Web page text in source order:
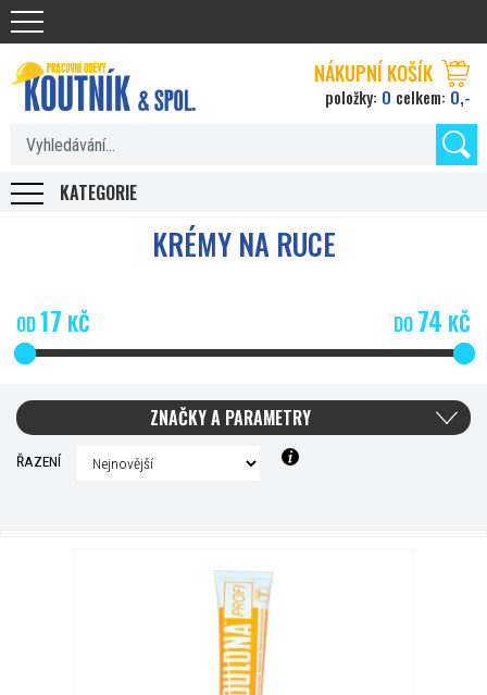
Koutnik.com
KRÉMY NA RUCE
OD17 KČ DO 74 KČ
ZNAČKY A PARAMETRY
ŘAZENÍ
KATEGORIE
NÁKUPNÍ KOŠÍK
položky: 0 celkem: 0,-